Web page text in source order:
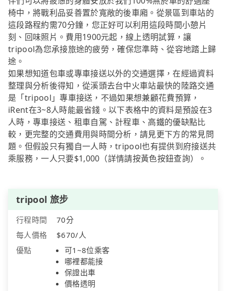
椅中，將戰利品妥善置於寬敞的後車廂。從景區到車站的
這段路程約需70分鐘，您正好可以利用這段時間小憩片
刻、回味照片。費用1900元起，線上透明試算，讓
tripool為您承接旅途的疲勞，確保您準時、從容地踏上歸
途。
如果想知道包車或專車接送以外的交通選擇，在經過資料
整理與分析後得知，從溪頭去台中火車站最快的陸路交通
是「tripool」專車接送，不過如果想兼顧花費預算，
iRent在3~8人時能最省錢。以下表格中的資料是預設在3
人時，專車接送、租車自駕、計程車、高鐵的優缺點比
較，更完整的交通費用與時間分析，請見更下方的常見問
題。但假設只有獨自一人時，tripool也有提供到府接送共
乘服務，一人只要$1,000（詳情請按黃色按鈕查詢）。
tripool 旅步
行程時間
70分
每人價格
$670/人
優點
可1~8位乘客
哪裡都能接
保證出車
價格透明